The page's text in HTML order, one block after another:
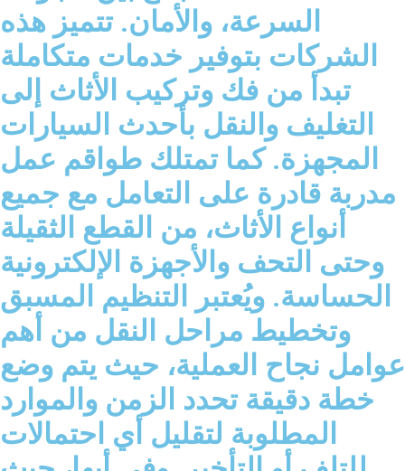
السرعة، والأمان. تتميز هذه
الشركات بتوفير خدمات متكاملة
تبدأ من فك وتركيب الأثاث إلى
التغليف والنقل بأحدث السيارات
المجهزة. كما تمتلك طواقم عمل
مدربة قادرة على التعامل مع جميع
أنواع الأثاث، من القطع الثقيلة
وحتى التحف والأجهزة الإلكترونية
الحساسة. ويُعتبر التنظيم المسبق
وتخطيط مراحل النقل من أهم
عوامل نجاح العملية، حيث يتم وضع
خطة دقيقة تحدد الزمن والموارد
المطلوبة لتقليل أي احتمالات